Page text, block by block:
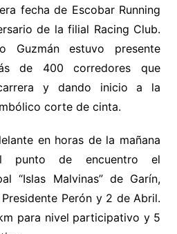
fecha de Escobar Running
de la filial Racing Club.
Guzmán estuvo presente
de 400 corredores que
y dando inicio a la
corte de cinta.
en horas de la mañana
punto de encuentro el
“Islas Malvinas” de Garín,
Perón y 2 de Abril.
para nivel participativo y 5